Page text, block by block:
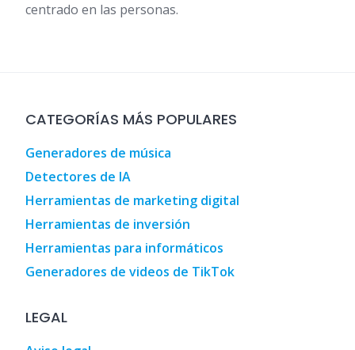
centrado en las personas.
CATEGORÍAS MÁS POPULARES
Generadores de música
Detectores de IA
Herramientas de marketing digital
Herramientas de inversión
Herramientas para informáticos
Generadores de videos de TikTok
LEGAL